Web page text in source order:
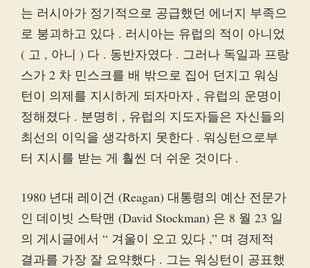
는 러시아가 정기적으로 공급했던 에너지 부족으
로 붕괴하고 있다 . 러시아는 유럽의 적이 아니었
( 고 , 아니 ) 다 . 동반자였다 . 그러나 독일과 프랑
스가 2 차 민스크를 배 밖으로 집어 던지고 워싱
턴이 의제를 지시하게 되자마자 , 유럽의 운명이
정해졌다 . 분명히 , 유럽의 지도자들은 자신들의
최선의 이익을 생각하지 못한다 . 워싱턴으로부
터 지시를 받는 게 훨씬 더 쉬운 것이다 .
1980 년대 레이건 (Reagan) 대통령의 예산 전문가
인 데이빗 스탁맨 (David Stockman) 은 8 월 23 일
의 게시글에서 “ 겨울이 오고 있다 ,” 며 경제적
결과를 가장 잘 요약했다 . 그는 워싱턴이 공표했